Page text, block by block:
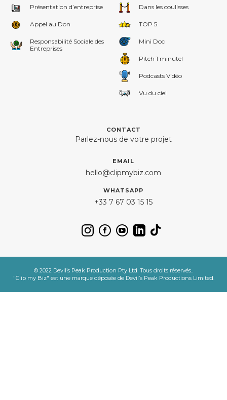
Présentation d’entreprise
Appel au Don
Responsabilité Sociale des
Entreprises
Dans les coulisses
TOP 5
Mini Doc
Pitch 1 minute!
Podcasts Vidéo
Vu du ciel
CONTACT
Parlez-nous de votre projet
EMAIL
hello@clipmybiz.com
WHATSAPP
+33 7 67 03 15 15
©️ 2022 Devil’s Peak Production Pty Ltd. Tous droits réservés..
"Clip my Biz" est une marque déposée de Devil’s Peak Productions Limited.